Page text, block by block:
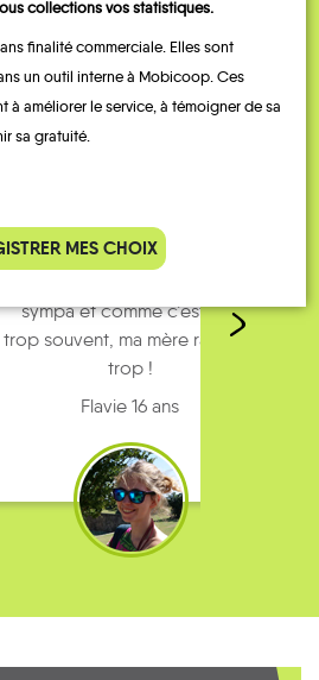
Rezo Pouce pour aller
et comme c’est pas
ma mère râle pas
Flavie 16 ans
loin
collections vos statistiques.
finalité commerciale. Elles sont
un outil interne à Mobicoop. Ces
à améliorer le service, à témoigner de sa
sa gratuité.
MES CHOIX